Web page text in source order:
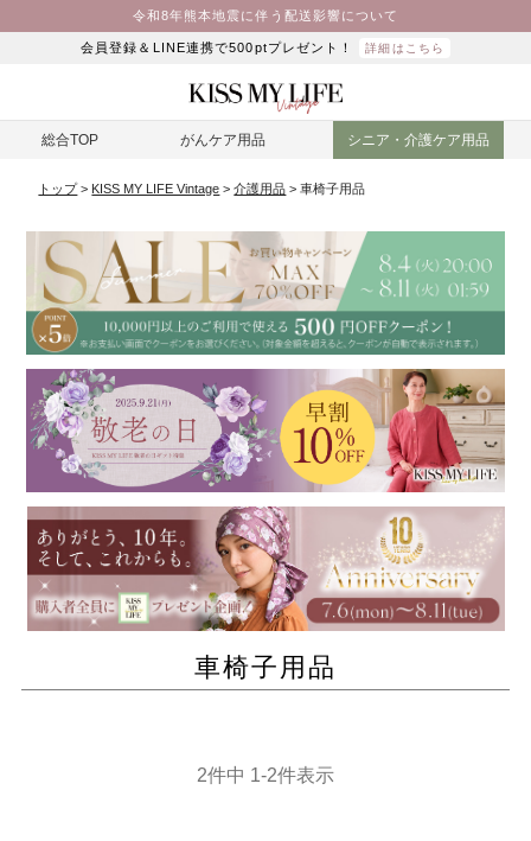
令和8年熊本地震に伴う配送影響について
会員登録＆LINE連携で500ptプレゼント！ 詳細はこちら
総合TOP がんケア用品 シニア・介護ケア用品
トップ KISS MY LIFE Vintage 介護用品 車椅子用品
車椅子用品
2件中 1-2件表示